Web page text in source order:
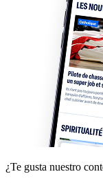
¿Te gusta nuestro